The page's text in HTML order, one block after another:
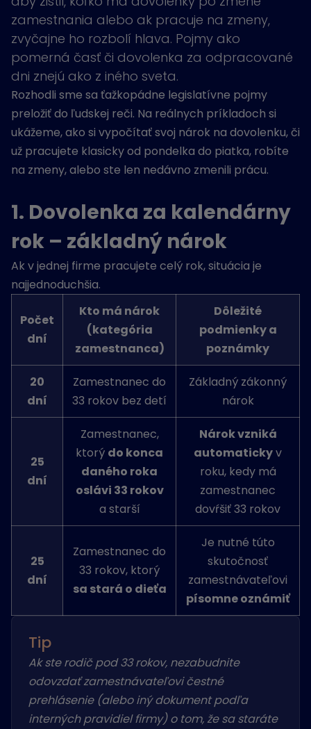
zamestnania alebo ak pracuje na zmeny,
zvyčajne ho rozbolí hlava. Pojmy ako
pomerná časť či dovolenka za odpracované
dni znejú ako z iného sveta.
Rozhodli sme sa ťažkopádne legislatívne pojmy
preložiť do ľudskej reči. Na reálnych príkladoch si
ukážeme, ako si vypočítať svoj nárok na dovolenku, či
už pracujete klasicky od pondelka do piatka, robíte
na zmeny, alebo ste len nedávno zmenili prácu.
1. Dovolenka za kalendárny
rok – základný nárok
Ak v jednej firme pracujete celý rok, situácia je
najjednoduchšia.
Počet
dní
Kto má nárok
(kategória
zamestnanca)
Dôležité
podmienky a
poznámky
20
dní
Zamestnanec do
33 rokov bez detí
Základný zákonný
nárok
25
dní
Zamestnanec,
ktorý do konca
daného roka
oslávi 33 rokov
a starší
Nárok vzniká
automatickyv
roku, kedy má
zamestnanec
dovŕšiť 33 rokov
25
dní
Zamestnanec do
33 rokov, ktorý
sa stará o dieťa
Je nutné túto
skutočnosť
zamestnávateľovi
písomne oznámiť
Tip
Ak ste rodič pod 33 rokov, nezabudnite
odovzdať zamestnávateľovi čestné
prehlásenie (alebo iný dokument podľa
interných pravidiel firmy) o tom, že sa staráte